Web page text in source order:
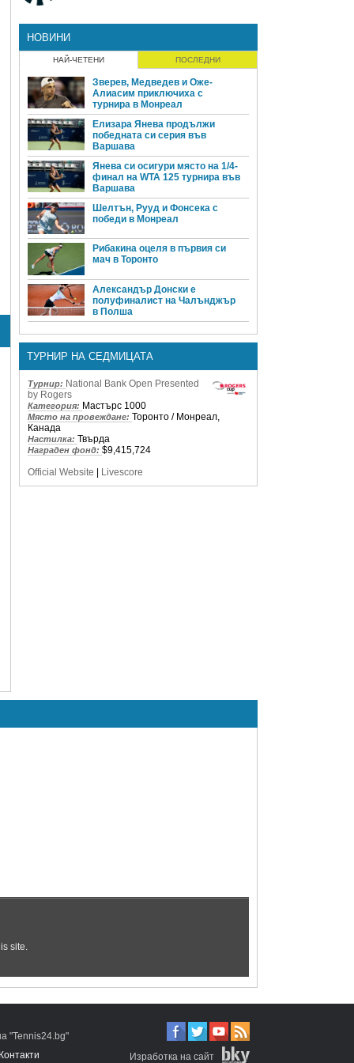
НОВИНИ
НАЙ-ЧЕТЕНИ ПОСЛЕДНИ
Зверев, Медведев и Оже-
Алиасим приключиха с
турнира в Монреал
Елизара Янева продължи
победната си серия във
Варшава
Янева си осигури място на 1/4-
финал на WTA 125 турнира във
Варшава
Шелтън, Рууд и Фонсека с
победи в Монреал
Рибакина оцеля в първия си
мач в Торонто
Александър Донски е
полуфиналист на Чалънджър
в Полша
ТУРНИР НА СЕДМИЦАТА
Турнир: National Bank Open Presented
by Rogers
Категория: Мастърс 1000
Място на провеждане: Торонто / Монреал,
Канада
Настилка: Твърда
Награден фонд: $9,415,724
Official Website | Livescore
"Tennis24.bg"
Изработка на сайт